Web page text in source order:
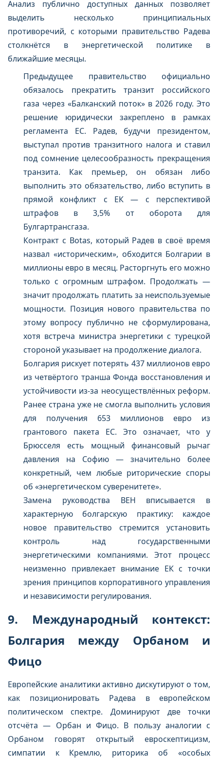
Анализ публично доступных данных позволяет
выделить несколько принципиальных
противоречий, с которыми правительство Радева
столкнётся в энергетической политике в
ближайшие месяцы.
Предыдущее правительство официально
обязалось прекратить транзит российского
газа через «Балканский поток» в 2026 году. Это
решение юридически закреплено в рамках
регламента ЕС. Радев, будучи президентом,
выступал против транзитного налога и ставил
под сомнение целесообразность прекращения
транзита. Как премьер, он обязан либо
выполнить это обязательство, либо вступить в
прямой конфликт с ЕК — с перспективой
штрафов в 3,5% от оборота для
Булгартрансгаза.
Контракт с Botas, который Радев в своё время
назвал «историческим», обходится Болгарии в
миллионы евро в месяц. Расторгнуть его можно
только с огромным штрафом. Продолжать —
значит продолжать платить за неиспользуемые
мощности. Позиция нового правительства по
этому вопросу публично не сформулирована,
хотя встреча министра энергетики с турецкой
стороной указывает на продолжение диалога.
Болгария рискует потерять 437 миллионов евро
из четвёртого транша Фонда восстановления и
устойчивости из-за неосуществлённых реформ.
Ранее страна уже не смогла выполнить условия
для получения 653 миллионов евро из
грантового пакета ЕС. Это означает, что у
Брюсселя есть мощный финансовый рычаг
давления на Софию — значительно более
конкретный, чем любые риторические споры
об «энергетическом суверенитете».
Замена руководства BEH вписывается в
характерную болгарскую практику: каждое
новое правительство стремится установить
контроль над государственными
энергетическими компаниями. Этот процесс
неизменно привлекает внимание ЕК с точки
зрения принципов корпоративного управления
и независимости регулирования.
9. Международный контекст:
Болгария между Орбаном и
Фицо
Европейские аналитики активно дискутируют о том,
как позиционировать Радева в европейском
политическом спектре. Доминируют две точки
отсчёта — Орбан и Фицо. В пользу аналогии с
Орбаном говорят открытый евроскептицизм,
симпатии к Кремлю, риторика об «особых